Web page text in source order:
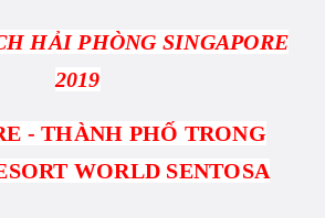
HẢI PHÒNG SINGAPORE
2019
-THÀNH PHỐ TRONG
WORLD SENTOSA